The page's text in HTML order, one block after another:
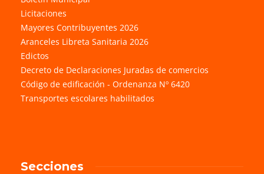
Licitaciones
Mayores Contribuyentes 2026
Aranceles Libreta Sanitaria 2026
Edictos
Decreto de Declaraciones Juradas de comercios
Código de edificación - Ordenanza Nº 6420
Transportes escolares habilitados
Secciones